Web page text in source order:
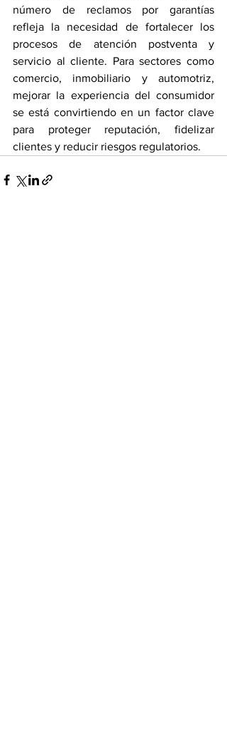
número de reclamos por garantías
refleja la necesidad de fortalecer los
procesos de atención postventa y
servicio al cliente. Para sectores como
comercio, inmobiliario y automotriz,
mejorar la experiencia del consumidor
se está convirtiendo en un factor clave
para proteger reputación, fidelizar
clientes y reducir riesgos regulatorios.